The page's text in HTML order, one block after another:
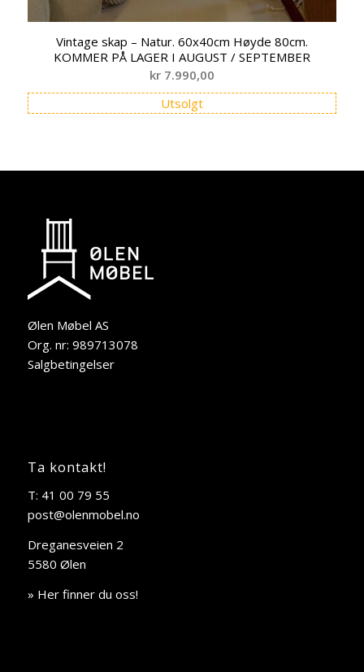
Vintage skap – Natur. 60x40cm Høyde 80cm.
KOMMER PÅ LAGER I AUGUST / SEPTEMBER
kr7.990,00
Utsolgt
Ølen Møbel AS
Org. nr: 989713078
Salgbetingelser
Ta kontakt!
T: 41 00 79 55
post@olenmobel.no
Dreganesveien 2
5580 Ølen
» Her finner du oss!